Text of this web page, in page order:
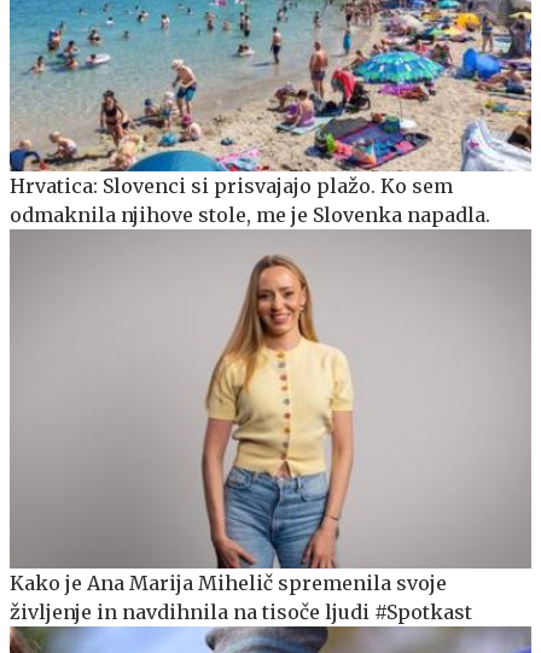
Hrvatica: Slovenci si prisvajajo plažo. Ko sem
odmaknila njihove stole, me je Slovenka napadla.
Kako je Ana Marija Mihelič spremenila svoje
življenje in navdihnila na tisoče ljudi #Spotkast